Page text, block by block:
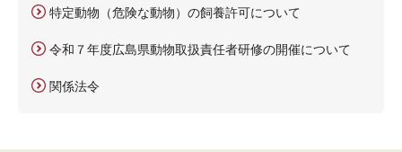
特定動物（危険な動物）の飼養許可について
令和７年度広島県動物取扱責任者研修の開催について
関係法令